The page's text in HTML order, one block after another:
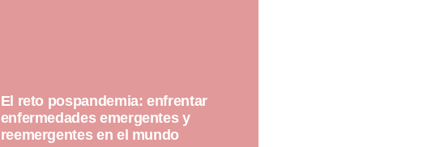
El reto pospandemia: enfrentar
enfermedades emergentes y
reemergentes en el mundo